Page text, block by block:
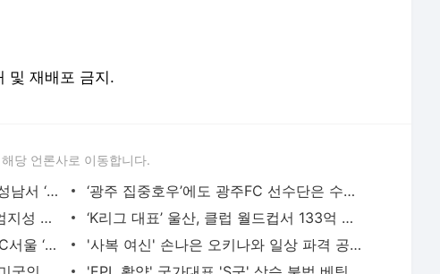
및 재배포 금지.
해당 언론사로 이동합니다.
[공식발표] ‘우승 경쟁 박차’ 수원, 성남서 ‘스피드 스타’ 박지원(수원 세류동 주민) 영입 -
‘광주 집중호우’에도 광주FC 선수단은 수원 무사 도착…18일 수원FC와 맞대결서 상위권 도약 노
‘모드리치X스눕 독’ 역대급 협업! ‘엄지성 소속팀’ 스완지 공동 소유주로 - 풋볼리스트(FOOTBA
‘K리그 대표’ 울산, 클럽 월드컵서 133억 벌었다…우승팀 첼시는 1589억 잭팟 - 풋볼리스트(FOOTBAL
최용수와 이영표의 추억을 함께, FC서울 ‘레트로 콜렉션 2001’ 출시 - 풋볼리스트(FOOTBALLIST)
'사복 여신' 손나은 오키나와 일상 파격 공개...'매혹 원피스' - 풋볼리스트(FOOTBALLIST)